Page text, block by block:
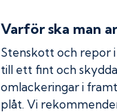
Varför ska man
Stenskott och repor
till ett fint och
omlackeringar i
plåt. Vi